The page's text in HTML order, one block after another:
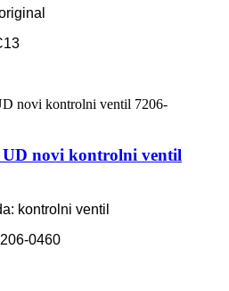
novi kontrolni ventil
kontrolni ventil
0460